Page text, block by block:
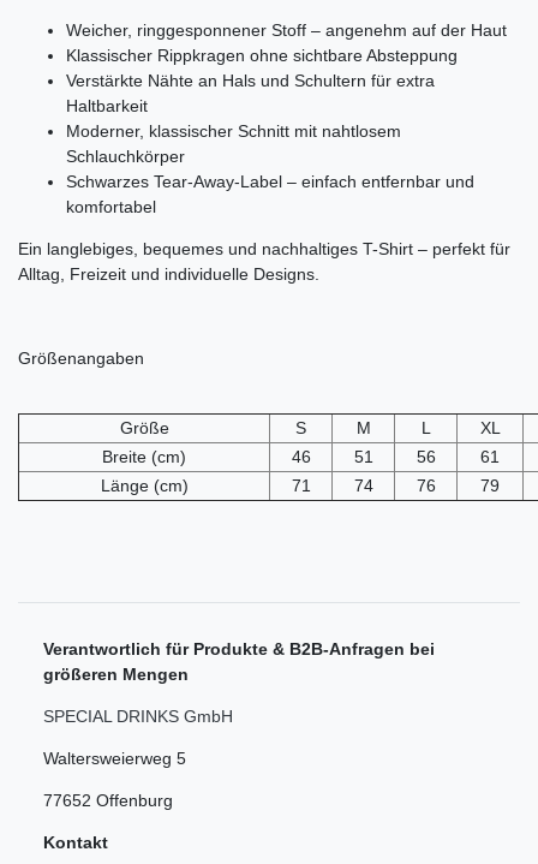
Weicher, ringgesponnener Stoff – angenehm auf der Haut
Klassischer Rippkragen ohne sichtbare Absteppung
Verstärkte Nähte an Hals und Schultern für extra
Haltbarkeit
Moderner, klassischer Schnitt mit nahtlosem
Schlauchkörper
Schwarzes Tear-Away-Label – einfach entfernbar und
komfortabel
Ein langlebiges, bequemes und nachhaltiges T-Shirt – perfekt für
Alltag, Freizeit und individuelle Designs.
Größenangaben
Größe S M L
XL
Breite (cm)
46 51 56
61
Länge (cm)
71 74 76 79
Verantwortlich für Produkte & B2B-Anfragen bei
größeren Mengen
SPECIAL DRINKS GmbH
Waltersweierweg 5
77652 Offenburg
Kontakt